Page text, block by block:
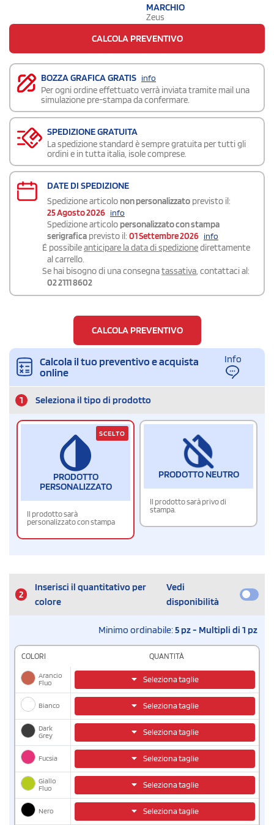
MARCHIO
Zeus
CALCOLA PREVENTIVO
BOZZA GRAFICA GRATIS info
Per ogni ordine effettuato verrà inviata tramite mail una
simulazione pre-stampa da confermare.
SPEDIZIONE GRATUITA
La spedizione standard è sempre gratuita per tutti gli
ordini e in tutta italia, isole comprese.
DATE DI SPEDIZIONE
Spedizione articolo non personalizzato previsto il:
25 Agosto 2026 info
Spedizione articolo personalizzato con stampa
serigrafica previsto il: 01 Settembre 2026 info
É possibileanticipare la data di spedizionedirettamente
al carrello.
Se hai bisogno di una consegnatassativa, contattaci al:
02 2111 8602
CALCOLA PREVENTIVO
Calcola il tuo preventivo e acquista
online
Info
1 Seleziona il tipo di prodotto
PRODOTTO
PERSONALIZZATO
Il prodotto sarà
personalizzato con stampa
SCELTO
PRODOTTO NEUTRO
Il prodotto sarà privo di
stampa.
2
Inserisci il quantitativo per
colore
Vedi
disponibilità
Minimo ordinabile:5 pz - Multipli di 1 pz
COLORI QUANTITÀ
Arancio
Fluo
Seleziona taglie
Bianco Seleziona taglie
Dark
Grey
Seleziona taglie
Fucsia Seleziona taglie
Giallo
Fluo
Seleziona taglie
Nero Seleziona taglie